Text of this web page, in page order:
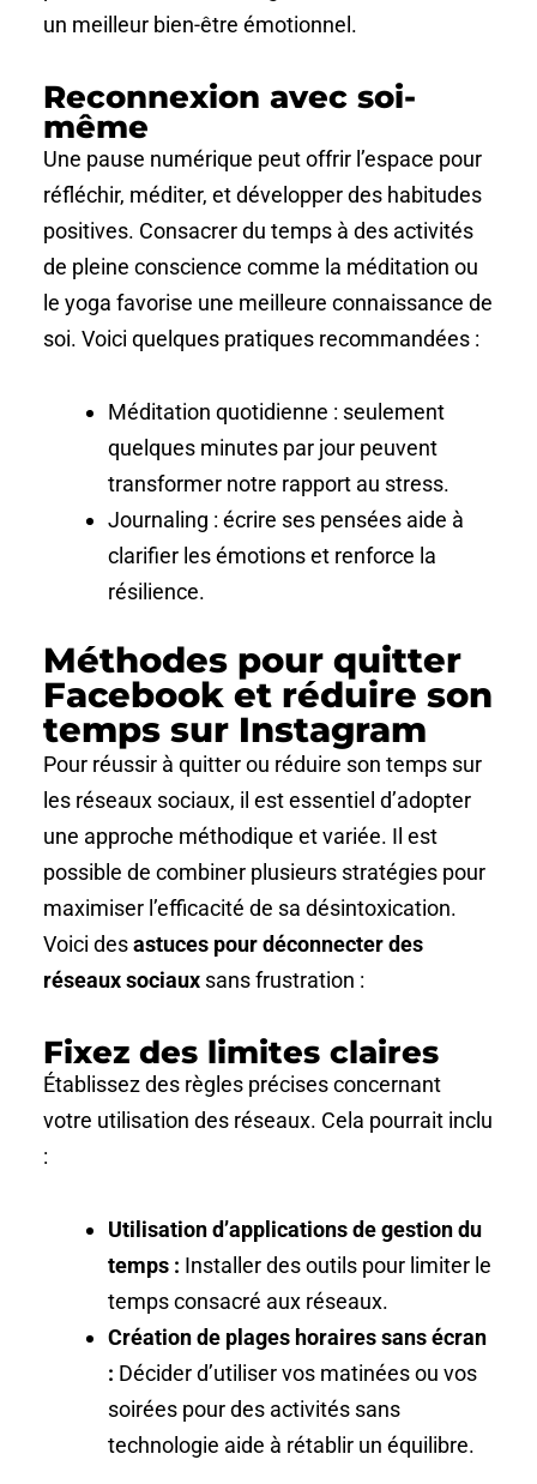
un meilleur bien-être émotionnel.
Reconnexion avec soi-
même
Une pause numérique peut offrir l’espace pour
réfléchir, méditer, et développer des habitudes
positives. Consacrer du temps à des activités
de pleine conscience comme la méditation ou
le yoga favorise une meilleure connaissance de
soi. Voici quelques pratiques recommandées :
Méditation quotidienne : seulement
quelques minutes par jour peuvent
transformer notre rapport au stress.
Journaling : écrire ses pensées aide à
clarifier les émotions et renforce la
résilience.
Méthodes pour quitter
Facebook et réduire son
temps sur Instagram
Pour réussir à quitter ou réduire son temps sur
les réseaux sociaux, il est essentiel d’adopter
une approche méthodique et variée. Il est
possible de combiner plusieurs stratégies pour
maximiser l’efficacité de sa désintoxication.
Voici desastuces pour déconnecter des
réseaux sociaux sans frustration :
Fixez des limites claires
Établissez des règles précises concernant
votre utilisation des réseaux. Cela pourrait inclu
:
Utilisation d’applications de gestion du
temps : Installer des outils pour limiter le
temps consacré aux réseaux.
Création de plages horaires sans écran
: Décider d’utiliser vos matinées ou vos
soirées pour des activités sans
technologie aide à rétablir un équilibre.